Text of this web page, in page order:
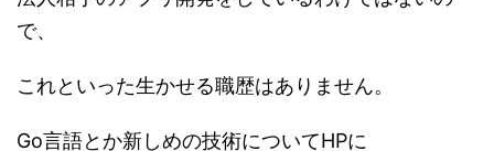
で、
これといった生かせる職歴はありません。
Go言語とか新しめの技術についてHPに